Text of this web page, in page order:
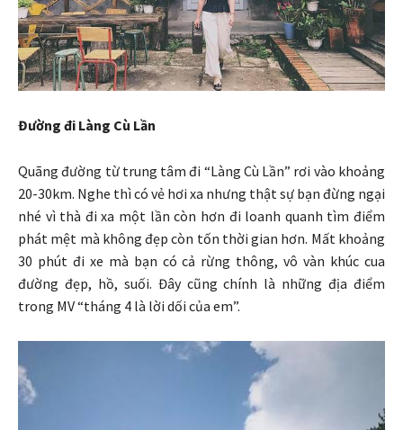
Đường đi Làng Cù Lần
Quãng đường từ trung tâm đi “Làng Cù Lần” rơi vào khoảng
20-30km. Nghe thì có vẻ hơi xa nhưng thật sự bạn đừng ngại
nhé vì thà đi xa một lần còn hơn đi loanh quanh tìm điểm
phát mệt mà không đẹp còn tốn thời gian hơn. Mất khoảng
30 phút đi xe mà bạn có cả rừng thông, vô vàn khúc cua
đường đẹp, hồ, suối. Đây cũng chính là những địa điểm
trong MV “tháng 4 là lời dối của em”.